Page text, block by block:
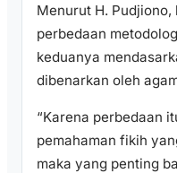
Menurut H.
perbedaan
keduanya
dibenarkan oleh
“Karena perbedaan
pemahaman fikih
maka yang penting